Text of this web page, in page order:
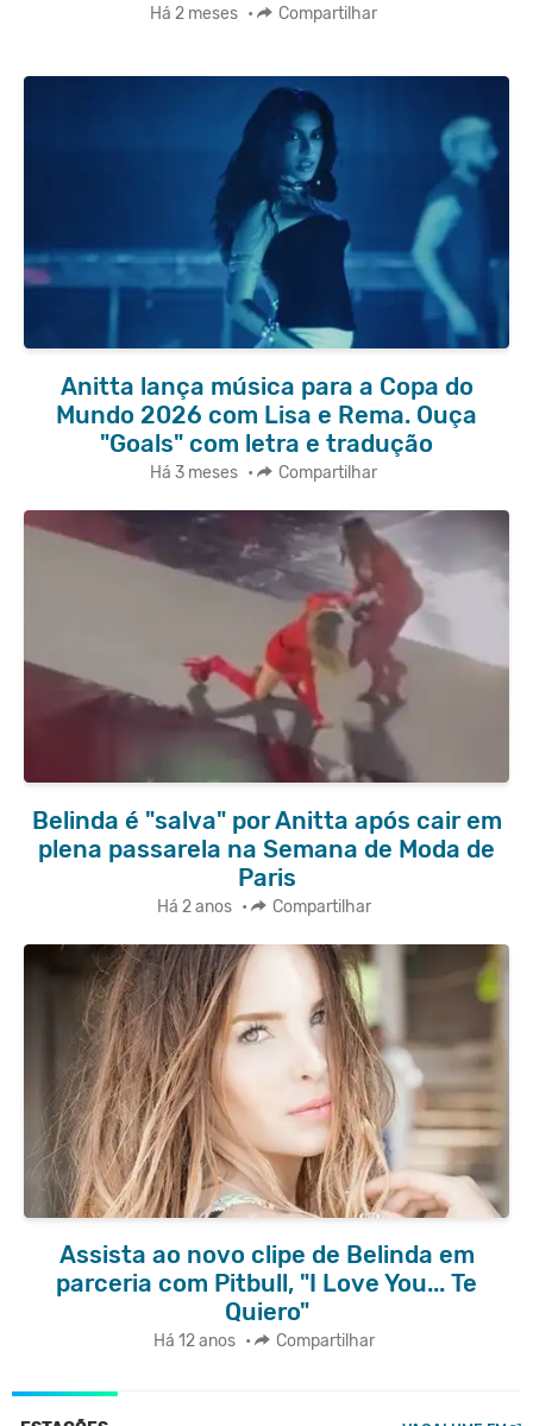
Há 2 meses • Compartilhar
Anitta lança música para a Copa do
Mundo 2026 com Lisa e Rema. Ouça
"Goals" com letra e tradução
Há 3 meses • Compartilhar
Belinda é "salva" por Anitta após cair em
plena passarela na Semana de Moda de
Paris
Há 2 anos • Compartilhar
Assista ao novo clipe de Belinda em
parceria com Pitbull, "I Love You... Te
Quiero"
Há 12 anos • Compartilhar